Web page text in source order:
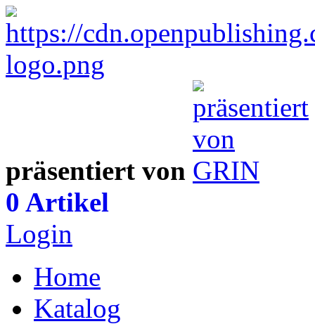
präsentiert von
0 Artikel
Login
Home
Katalog